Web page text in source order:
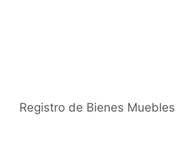
Registro de Bienes Muebles